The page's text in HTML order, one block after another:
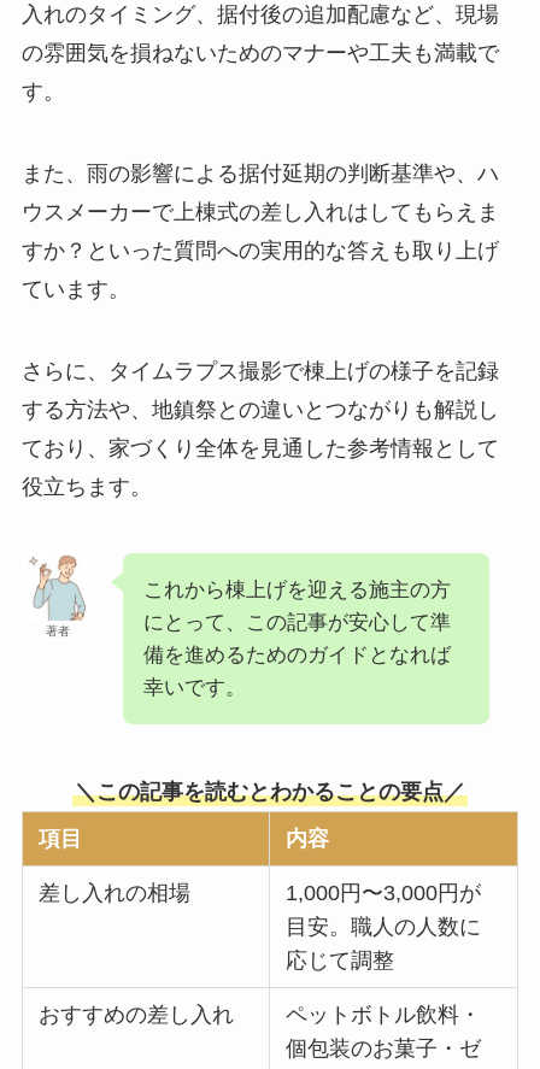
入れのタイミング、据付後の追加配慮など、現場
の雰囲気を損ねないためのマナーや工夫も満載で
す。
また、雨の影響による据付延期の判断基準や、ハ
ウスメーカーで上棟式の差し入れはしてもらえま
すか？といった質問への実用的な答えも取り上げ
ています。
さらに、タイムラプス撮影で棟上げの様子を記録
する方法や、地鎮祭との違いとつながりも解説し
ており、家づくり全体を見通した参考情報として
役立ちます。
著者
これから棟上げを迎える施主の方
にとって、この記事が安心して準
備を進めるためのガイドとなれば
幸いです。
＼この記事を読むとわかることの要点／
項目
内容
差し入れの相場
1,000円〜3,000円が
目安。職人の人数に
応じて調整
おすすめの差し入れ
ペットボトル飲料・
個包装のお菓子・ゼ